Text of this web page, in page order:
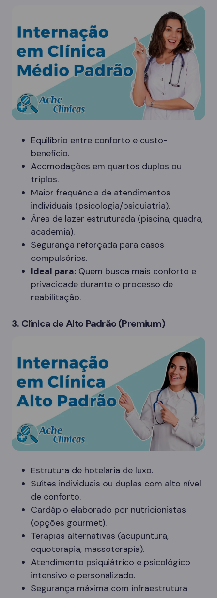
Equilíbrio entre conforto e custo-
benefício.
Acomodações em quartos duplos ou
triplos.
Maior frequência de atendimentos
individuais (psicologia/psiquiatria).
Área de lazer estruturada (piscina, quadra,
academia).
Segurança reforçada para casos
compulsórios.
Ideal para: Quem busca mais conforto e
privacidade durante o processo de
reabilitação.
3. Clínica de Alto Padrão (Premium)
Estrutura de hotelaria de luxo.
Suítes individuais ou duplas com alto nível
de conforto.
Cardápio elaborado por nutricionistas
(opções gourmet).
Terapias alternativas (acupuntura,
equoterapia, massoterapia).
Atendimento psiquiátrico e psicológico
intensivo e personalizado.
Segurança máxima com infraestrutura